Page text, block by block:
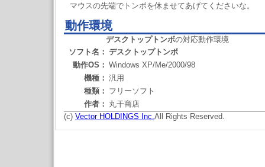
マウスの先端でトンボを休ませてあげてくださいな。
動作環境
デスクトップトンボの対応動作環境
ソフト名： デスクトップトンボ
動作OS： Windows XP/Me/2000/98
機種： 汎用
種類： フリーソフト
作者： 丸干商店
(c) Vector HOLDINGS Inc.All Rights Reserved.